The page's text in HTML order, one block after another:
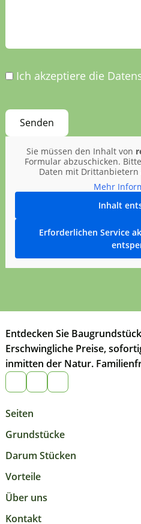
Ich akzeptiere die
Sie müssen den Inhalt von
Formular abzuschicken.
Daten mit Drittanbietern
Mehr
Inhalt
Erforderlichen Service
Entdecken Sie
Erschwingliche Preise,
inmitten der Natur.
Seiten
Grundstücke
Darum Stücken
Vorteile
Über uns
Kontakt